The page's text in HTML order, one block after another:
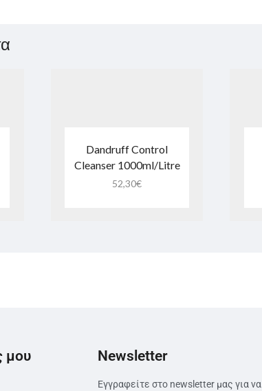
Dandruff Control
Cleanser 1000ml/Litre
52,30€
μου Newsletter
Εγγραφείτε στο newsletter μας για να